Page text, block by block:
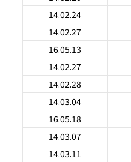
14.02.24
14.02.27
16.05.13
14.02.27
14.02.28
14.03.04
16.05.18
14.03.07
14.03.11